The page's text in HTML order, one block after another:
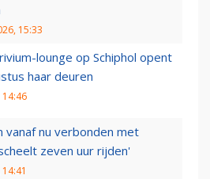
15:33
lounge op Schiphol opent
haar deuren
14:46
vanaf nu verbonden met
zeven uur rijden'